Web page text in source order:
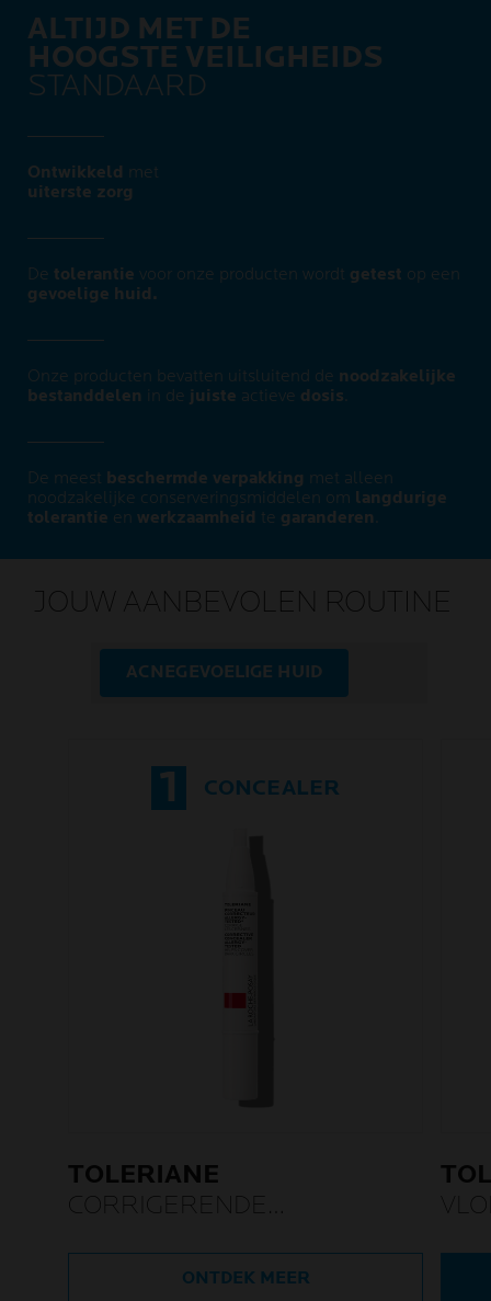
ALTIJD MET DE
HOOGSTE VEILIGHEIDS
STANDAARD
Ontwikkeld met
uiterste zorg​
De tolerantie voor onze producten wordt getest op een
gevoelige huid.
Onze producten bevatten uitsluitend de noodzakelijke
bestanddelen
in de juiste actieve dosis
De meest beschermde verpakking met alleen
noodzakelijke conserveringsmiddelen om langdurige
tolerantie en werkzaamheid te garanderen
JOUW AANBEVOLEN ROUTINE
ACNEGEVOELIGE HUID
1 CONCEALER
TOLERIANE
CORRIGERENDE
ONTDEK MEER